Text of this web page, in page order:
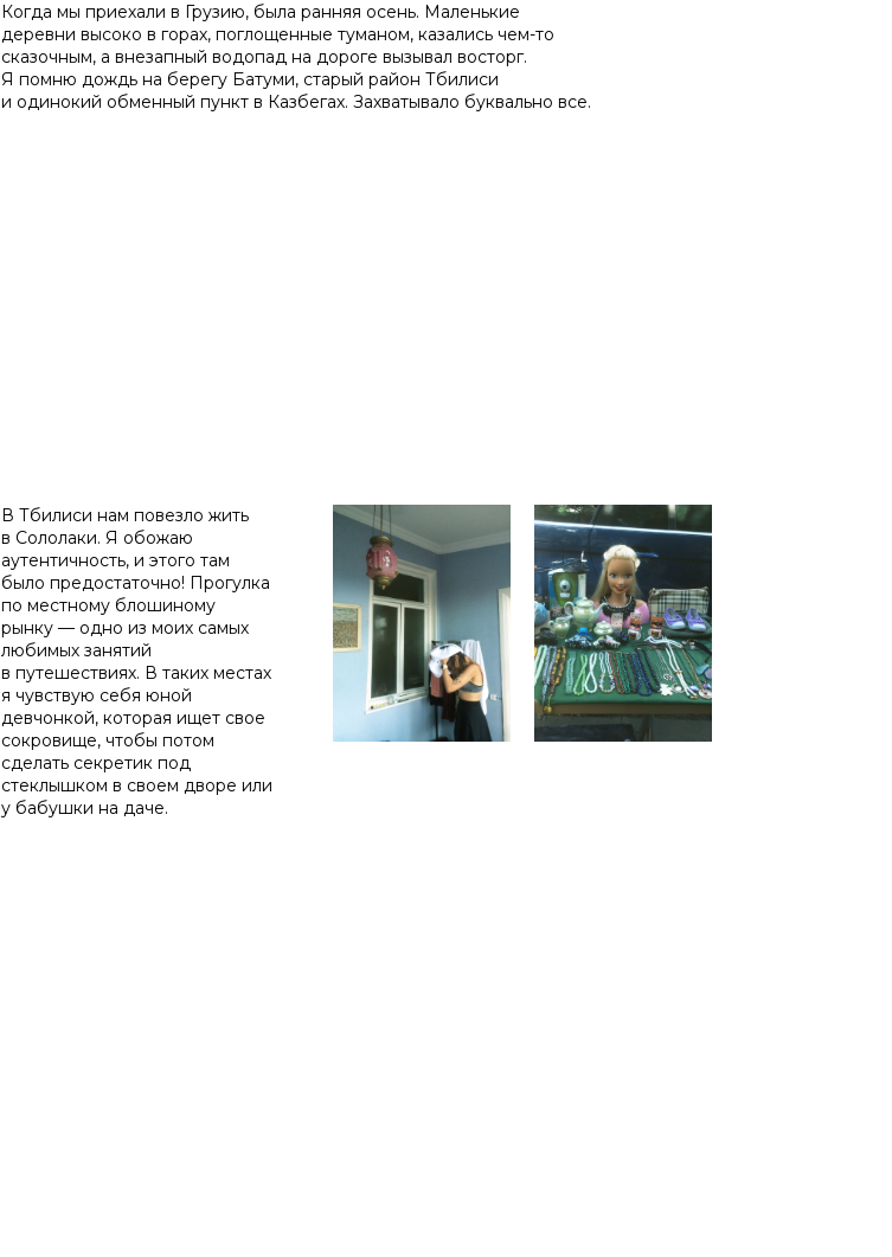
Когда мы приехали в Грузию, была ранняя осень. Маленькие
деревни высоко в горах, поглощенные туманом, казались чем-то
сказочным, а внезапный водопад на дороге вызывал восторг.
Я помню дождь на берегу Батуми, старый район Тбилиси
и одинокий обменный пункт в Казбегах. Захватывало буквально все.
В Тбилиси нам повезло жить
в Сололаки. Я обожаю
аутентичность, и этого там
было предостаточно! Прогулка
по местному блошиному
рынку — одно из моих самых
любимых занятий
в путешествиях. В таких местах
я чувствую себя юной
девчонкой, которая ищет свое
сокровище, чтобы потом
сделать секретик под
стеклышком в своем дворе или
у бабушки на даче.